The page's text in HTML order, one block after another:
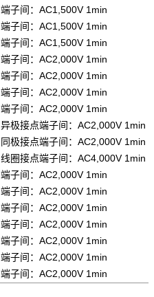
端子间：AC1,500V 1min
端子间：AC1,500V 1min
端子间：AC1,500V 1min
端子间：AC2,000V 1min
端子间：AC2,000V 1min
端子间：AC2,000V 1min
端子间：AC2,000V 1min
异极接点端子间：AC2,000V 1min
同极接点端子间：AC2,000V 1min
线圈接点端子间：AC4,000V 1min
端子间：AC2,000V 1min
端子间：AC2,000V 1min
端子间：AC2,000V 1min
端子间：AC2,000V 1min
端子间：AC2,000V 1min
端子间：AC2,000V 1min
端子间：AC2,000V 1min